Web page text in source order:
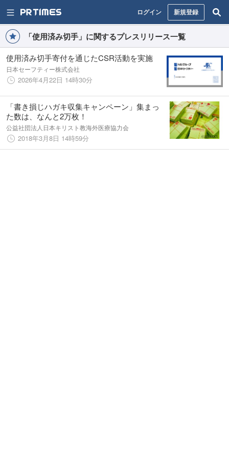
ログイン 新規登録
「使用済み切手」に関するプレスリリース一覧
使用済み切手寄付を通じたCSR活動を実施
日本セーフティー株式会社
2026年4月22日 14時30分
「書き損じハガキ収集キャンペーン」集まっ
た数は、なんと2万枚！
公益社団法人日本キリスト教海外医療協力会
2018年3月8日 14時59分